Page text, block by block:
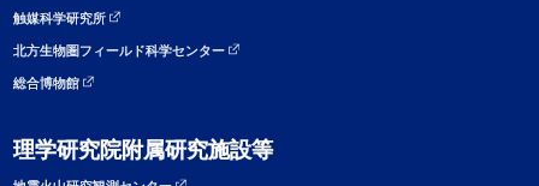
触媒科学研究所
北方生物圏フィールド科学センター
総合博物館
理学研究院附属研究施設等